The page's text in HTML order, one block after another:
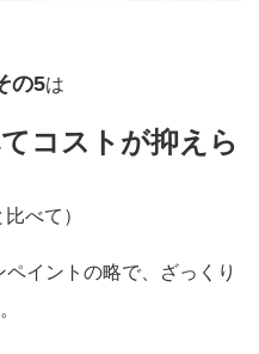
の5は
コストが抑えら
べて）
イントの略で、ざっくり